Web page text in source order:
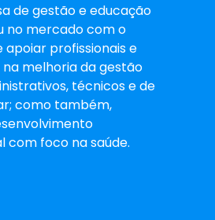
de gestão e educação
no mercado com o
apoiar profissionais e
melhoria da gestão
técnicos e de
como também,
com foco na saúde.